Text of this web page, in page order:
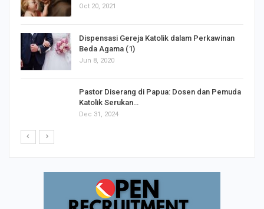
Oct 20, 2021
Dispensasi Gereja Katolik dalam Perkawinan
Beda Agama (1)
Jun 8, 2020
Pastor Diserang di Papua: Dosen dan Pemuda
Katolik Serukan…
Dec 31, 2024